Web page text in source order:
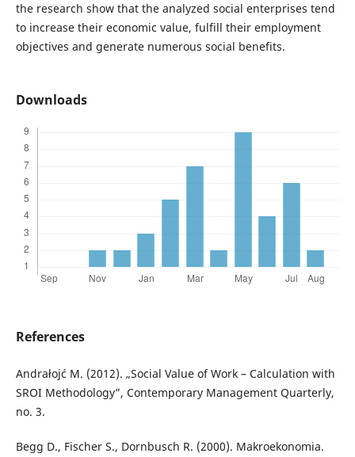
the research show that the analyzed social enterprises tend
to increase their economic value, fulfill their employment
objectives and generate numerous social benefits.
Downloads
References
Andrałojć M. (2012). „Social Value of Work – Calculation with
SROI Methodology”, Contemporary Management Quarterly,
no. 3.
Begg D., Fischer S., Dornbusch R. (2000). Makroekonomia.